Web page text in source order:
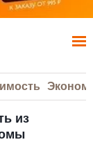
из